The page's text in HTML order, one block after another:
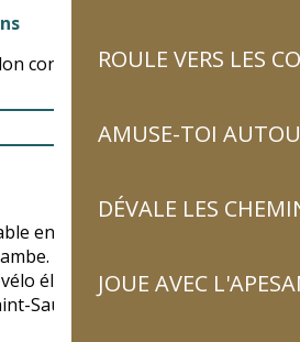
ROULE VERS LES
AMUSE-TOI
DÉVALE LES
JOUE AVEC
conditions d'enneigement)
en début de séjour en
électrique.
Sauveur jusqu'à